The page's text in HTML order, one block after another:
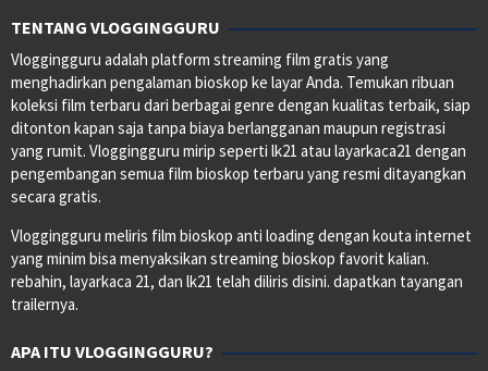
TENTANG VLOGGINGGURU
Vloggingguru adalah platform streaming film gratis yang
menghadirkan pengalaman bioskop ke layar Anda. Temukan ribuan
koleksi film terbaru dari berbagai genre dengan kualitas terbaik, siap
ditonton kapan saja tanpa biaya berlangganan maupun registrasi
yang rumit. Vloggingguru mirip seperti lk21 atau layarkaca21 dengan
pengembangan semua film bioskop terbaru yang resmi ditayangkan
secara gratis.
Vloggingguru meliris film bioskop anti loading dengan kouta internet
yang minim bisa menyaksikan streaming bioskop favorit kalian.
rebahin, layarkaca 21, dan lk21 telah diliris disini. dapatkan tayangan
trailernya.
APA ITU VLOGGINGGURU?